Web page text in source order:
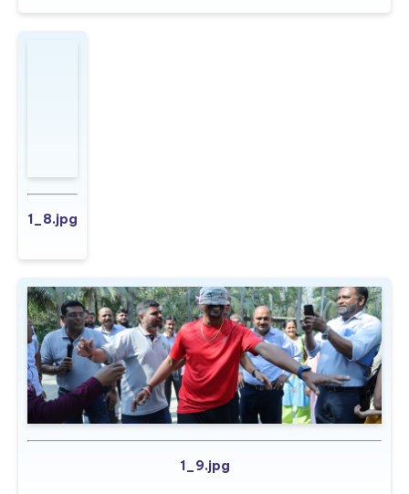
1_8.jpg
1_9.jpg